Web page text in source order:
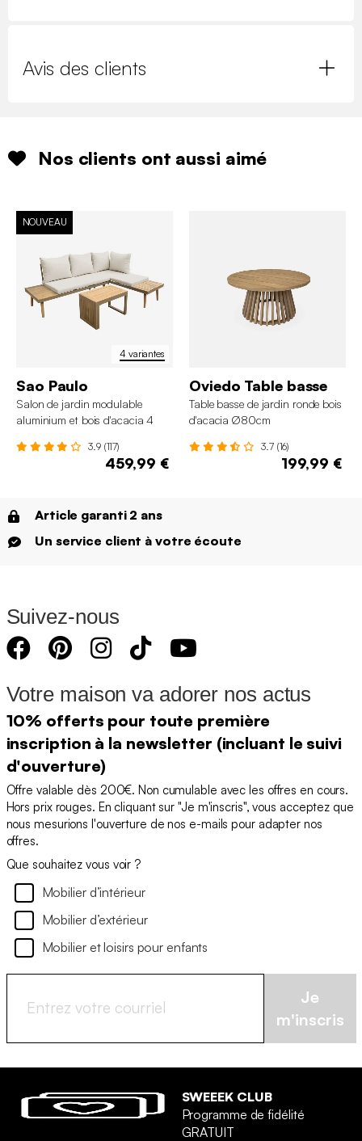
Avis des clients
Nos clients ont aussi aimé
4 variantes
NOUVEAU
Sao Paulo
Salon de jardin modulable
aluminium et bois d'acacia 4
3.9 (117)
459,99 €
Oviedo Table basse
Table basse de jardin ronde bois
d'acacia Ø80cm
3.7 (16)
199,99 €
Article garanti 2 ans
Un service client à votre écoute
Suivez-nous
Votre maison va adorer nos actus
10% offerts pour toute première
inscription à la newsletter (incluant le suivi
d'ouverture)
Offre valable dès 200€. Non cumulable avec les offres en cours.
Hors prix rouges. En cliquant sur "Je m'inscris", vous acceptez que
nous mesurions l'ouverture de nos e-mails pour adapter nos
offres.
Que souhaitez vous voir ?
Mobilier d’intérieur
Mobilier d’extérieur
Mobilier et loisirs pour enfants
Je
m'inscris
SWEEEK CLUB
Programme de fidélité
GRATUIT